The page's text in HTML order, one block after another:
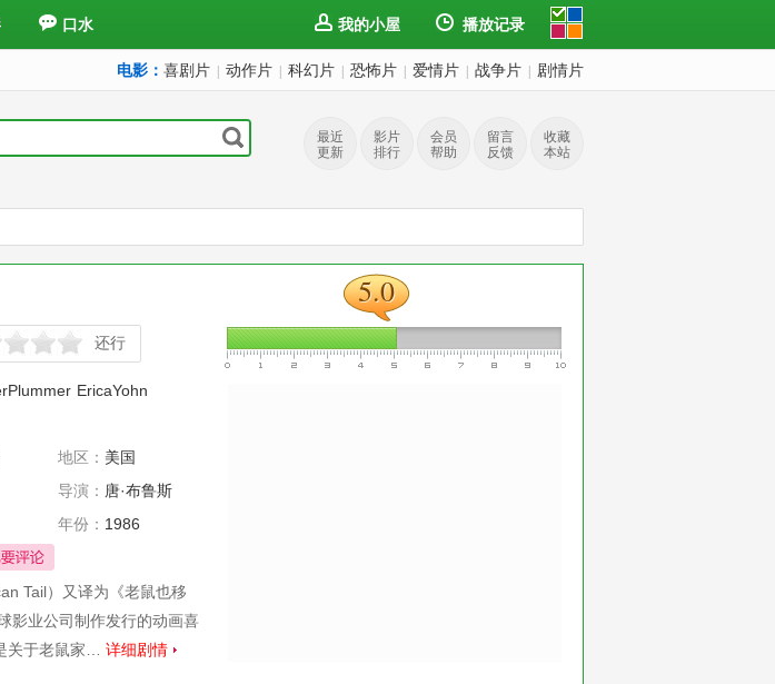
口水 我的小屋 播放记录
电影： 喜剧片 动作片 科幻片 恐怖片 爱情片 战争片 剧情片
最近
更新
影片
排行
会员
帮助
留言
反馈
收藏
本站
5.0
5.0
还行
EricaYohn
地区： 美国
导演： 唐·布鲁斯
年份： 1986
Tail）又译为《老鼠也移
影业公司制作发行的动画喜
关于老鼠家… 详细剧情